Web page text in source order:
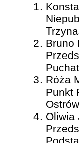
Bruno
Róża
Punkt
Oliwia